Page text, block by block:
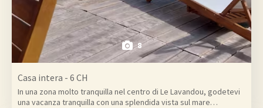
8
Casa intera - 6 CH
In una zona molto tranquilla nel centro di Le Lavandou, godetevi
una vacanza tranquilla con una splendida vista sul mare…